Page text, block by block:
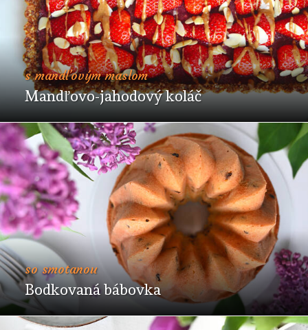
s mandľovým maslom
Mandľovo-jahodový koláč
so smotanou
Bodkovaná bábovka